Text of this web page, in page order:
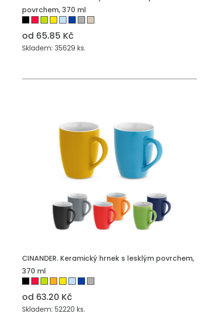
povrchem, 370 ml
od 65.85 Kč
Skladem: 35629 ks.
CINANDER. Keramický hrnek s lesklým povrchem,
370 ml
od 63.20 Kč
Skladem: 52220 ks.